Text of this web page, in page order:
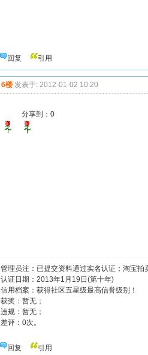
回复 引用
6楼 发表于: 2012-01-02 10:20
分享到： 0
管理员注：已提交资料通过实名认证；淘宝
认证日期：2013年1月19日(第十年)
信用档案：获得社区五星级最高信誉级别！
获奖：暂无；
违规：暂无；
差评：0次。
回复 引用